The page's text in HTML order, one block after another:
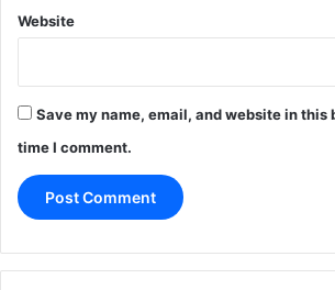
Website
Save my name, email, and website in this
time I comment.